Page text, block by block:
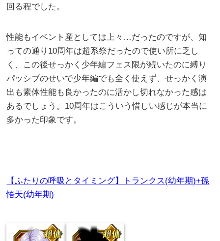
回る程でした。
性能もイベント産としては上々…だったのですが、知
っての通り10周年は超系祭だったので使い所に乏し
く、この後せっかく少年編フェス限が続いたのに縛り
パッシブのせいで少年編でも全く使えず、せっかく演
出も素体性能も良かったのに活かし切れなかった感は
あるでしょう。10周年はこういう惜しい感じが本当に
多かった印象です。
【ふたりの呼吸とタイミング】トランクス(幼年期)+孫
悟天(幼年期)